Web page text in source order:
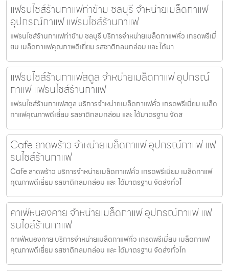
แฟรนไชส์ร้านกาแฟท่าข้าม ชลบุรี จำหน่ายเมล็ดกาแฟ
อุปกรณ์กาแฟ แฟรนไชส์ร้านกาแฟ
แฟรนไชส์ร้านกาแฟท่าข้าม ชลบุรี บริการจำหน่ายเมล็ดกาแฟคั่ว เกรดพรีเมี่
ยม เมล็ดกาแฟคุณภาพดีเยี่ยม รสชาติกลมกล่อม และ ได้มา
แฟรนไชส์ร้านกาแฟสตูล จำหน่ายเมล็ดกาแฟ อุปกรณ์
กาแฟ แฟรนไชส์ร้านกาแฟ
แฟรนไชส์ร้านกาแฟสตูล บริการจำหน่ายเมล็ดกาแฟคั่ว เกรดพรีเมี่ยม เมล็ด
กาแฟคุณภาพดีเยี่ยม รสชาติกลมกล่อม และ ได้มาตรฐาน จัดส
Cafe ลาดพร้าว จำหน่ายเมล็ดกาแฟ อุปกรณ์กาแฟ แฟ
รนไชส์ร้านกาแฟ
Cafe ลาดพร้าว บริการจำหน่ายเมล็ดกาแฟคั่ว เกรดพรีเมี่ยม เมล็ดกาแฟ
คุณภาพดีเยี่ยม รสชาติกลมกล่อม และ ได้มาตรฐาน จัดส่งทั่วไ
คาเฟ่หนองคาย จำหน่ายเมล็ดกาแฟ อุปกรณ์กาแฟ แฟ
รนไชส์ร้านกาแฟ
คาเฟ่หนองคาย บริการจำหน่ายเมล็ดกาแฟคั่ว เกรดพรีเมี่ยม เมล็ดกาแฟ
คุณภาพดีเยี่ยม รสชาติกลมกล่อม และ ได้มาตรฐาน จัดส่งทั่วไท